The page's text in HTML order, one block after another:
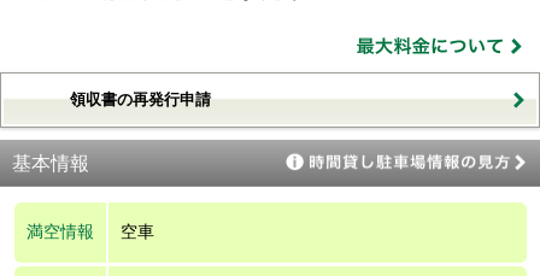
領収書の再発行申請
基本情報
満空情報 空車